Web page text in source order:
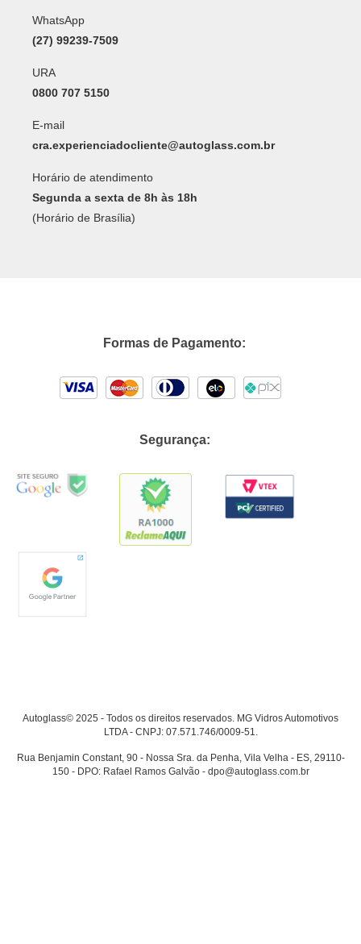
WhatsApp
(27) 99239-7509
URA
0800 707 5150
E-mail
cra.experienciadocliente@autoglass.com.br
Horário de atendimento
Segunda a sexta de 8h às 18h
(Horário de Brasília)
Formas de Pagamento:
Segurança:
Autoglass© 2025 - Todos os direitos reservados. MG Vidros Automotivos
LTDA - CNPJ: 07.571.746/0009-51.
Rua Benjamin Constant, 90 - Nossa Sra. da Penha, Vila Velha - ES, 29110-
150 - DPO: Rafael Ramos Galvão - dpo@autoglass.com.br